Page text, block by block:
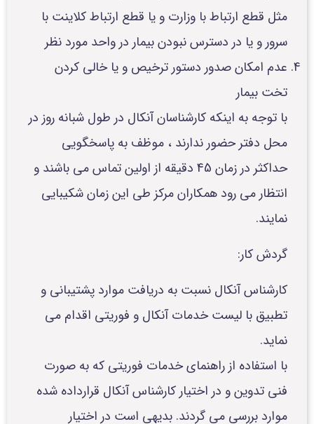
مثل قطع ارتباط با وزارت و یا قطع ارتباط کلاینت با
سرور و یا در دسترس نبودن بیمار در واحد مورد نظر
عدم امکان صدور دستور ترخیص و یا خالی کردن
تخت بیمار
با توجه به اینکه کارشناسان آنکال در طول شبانه روز در
محل دفتر حضور ندارند ، موظف به پاسخگویی
حداکثر در زمان 45 دقیقه از اولین تماس می باشند و
انتظار می رود همکاران مرکز طی این زمان شکیبایی
نمایند.
گردش کار:
کارشناس آنکال نسبت به دریافت موارد پشتیبانی و
تطبیق با لیست خدمات آنکال و فوریتی اقدام می
نماید.
با استفاده از راهنمای خدمات فوریتی که به صورت
فنی تدوین و در اختیار کارشناس آنکال قرارداده شده
موارد بررسی می گردند. بدیهی است در اختیار